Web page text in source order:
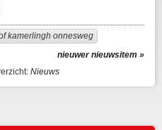
kamerlingh onnesweg
nieuwer nieuwsitem »
Nieuws